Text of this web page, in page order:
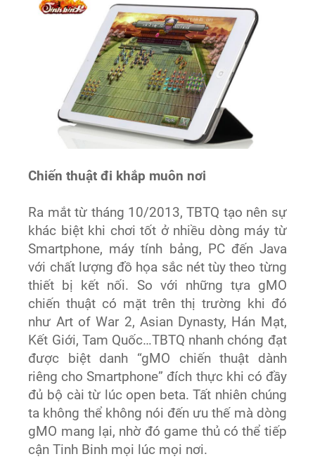
Chiến thuật đi khắp muôn nơi
Ra mắt từ tháng 10/2013, TBTQ tạo nên sự
khác biệt khi chơi tốt ở nhiều dòng máy từ
Smartphone, máy tính bảng, PC đến Java
với chất lượng đồ họa sắc nét tùy theo từng
thiết bị kết nối. So với những tựa gMO
chiến thuật có mặt trên thị trường khi đó
như Art of War 2, Asian Dynasty, Hán Mạt,
Kết Giới, Tam Quốc…TBTQ nhanh chóng đạt
được biệt danh “gMO chiến thuật dành
riêng cho Smartphone” đích thực khi có đầy
đủ bộ cài từ lúc open beta. Tất nhiên chúng
ta không thể không nói đến ưu thế mà dòng
gMO mang lại, nhờ đó game thủ có thể tiếp
cận Tinh Binh mọi lúc mọi nơi.